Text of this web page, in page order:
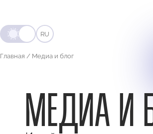
RU
Главная / Медиа и блог
МЕДИА И